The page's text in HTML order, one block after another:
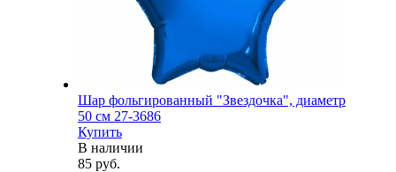
Шар фольгированный "Звездочка", диаметр
50 см 27-3686
Купить
В наличии
85 руб.